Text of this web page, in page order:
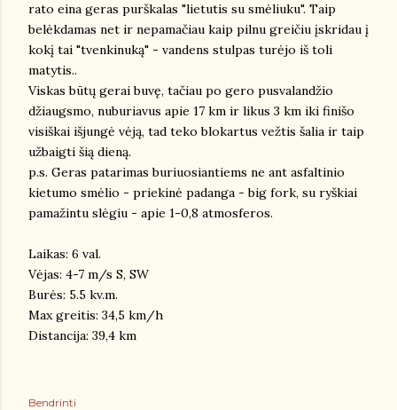
rato eina geras purškalas "lietutis su smėliuku". Taip
belėkdamas net ir nepamačiau kaip pilnu greičiu įskridau į
kokį tai "tvenkinuką" - vandens stulpas turėjo iš toli
matytis..
Viskas būtų gerai buvę, tačiau po gero pusvalandžio
džiaugsmo, nuburiavus apie 17 km ir likus 3 km iki finišo
visiškai išjungė vėją, tad teko blokartus vežtis šalia ir taip
užbaigti šią dieną.
p.s. Geras patarimas buriuosiantiems ne ant asfaltinio
kietumo smėlio - priekinė padanga - big fork, su ryškiai
pamažintu slėgiu - apie 1-0,8 atmosferos.
Laikas: 6 val.
Vėjas: 4-7 m/s S, SW
Burės: 5.5 kv.m.
Max greitis: 34,5 km/h
Distancija: 39,4 km
Bendrinti